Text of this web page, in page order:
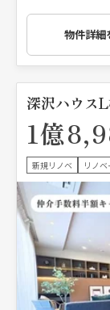
物件詳細
深沢ハウス
1億
新規リノベ リノ